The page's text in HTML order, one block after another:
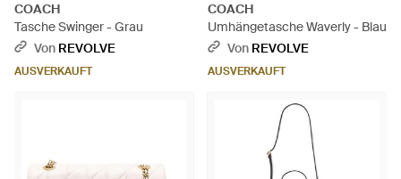
COACH
Tasche Swinger - Grau
Von REVOLVE
AUSVERKAUFT
COACH
Umhängetasche Waverly - Blau
Von REVOLVE
AUSVERKAUFT